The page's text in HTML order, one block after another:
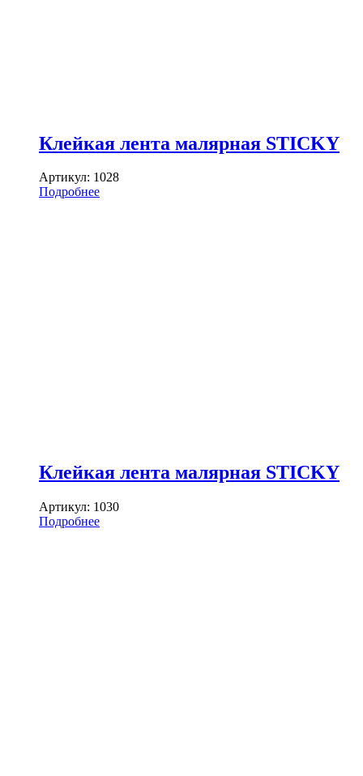
Клейкая лента малярная STICKY
Артикул: 1028
Подробнее
Клейкая лента малярная STICKY
Артикул: 1030
Подробнее